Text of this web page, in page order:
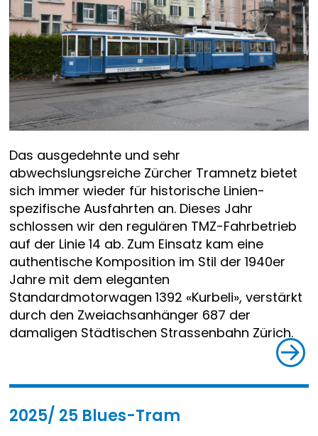
Das ausgedehnte und sehr
abwechslungsreiche Zürcher Tramnetz bietet
sich immer wieder für historische Linien-
spezifische Ausfahrten an. Dieses Jahr
schlossen wir den regulären TMZ-Fahrbetrieb
auf der Linie 14 ab. Zum Einsatz kam eine
authentische Komposition im Stil der 1940er
Jahre mit dem eleganten
Standardmotorwagen 1392 «Kurbeli», verstärkt
durch den Zweiachsanhänger 687 der
damaligen Städtischen Strassenbahn Zürich.
2025/ 25 Blues-Tram